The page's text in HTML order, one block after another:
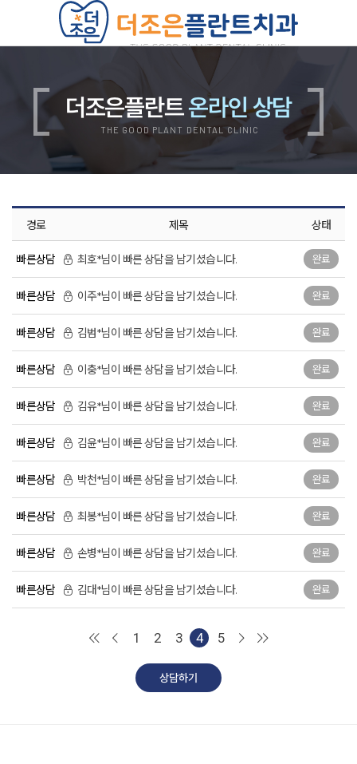
치과소개
진료비안내
둘러보기
오시는길
더조은플란트의 특별함
양심 진료
디지털 진료
자연치아 보존 원칙
철저한 사후관리
쾌적한 진료환경
임플란트
무치악 임플란트
재수술 임플란트
뼈이식 임플란트
상악동 임플란트
보험 임플란트
치아교정
치아교정 QnA
덧니 교정
주걱턱 교정
일반진료
자연치아살리기
보철치료
신경치료
충치치료
잇몸치료
사랑니발치
스케일링
구강검진
턱관절
턱관절 질환
진단과 치료
치료 후에는?
전후사진
온라인상담
공지사항
더조은칼럼
자주 묻는 질문
더조은플란트온라인 상담
THE GOOD PLANT DENTAL CLINIC
경로 제목 상태
빠른상담 최호*님이 빠른 상담을 남기셨습니다. 완료
빠른상담 이주*님이 빠른 상담을 남기셨습니다. 완료
빠른상담 김범*님이 빠른 상담을 남기셨습니다. 완료
빠른상담 이충*님이 빠른 상담을 남기셨습니다. 완료
빠른상담 김유*님이 빠른 상담을 남기셨습니다. 완료
빠른상담 김윤*님이 빠른 상담을 남기셨습니다. 완료
빠른상담 박천*님이 빠른 상담을 남기셨습니다. 완료
빠른상담 최봉*님이 빠른 상담을 남기셨습니다. 완료
빠른상담 손병*님이 빠른 상담을 남기셨습니다. 완료
빠른상담 김대*님이 빠른 상담을 남기셨습니다. 완료
1 2 3 4 5
상담하기